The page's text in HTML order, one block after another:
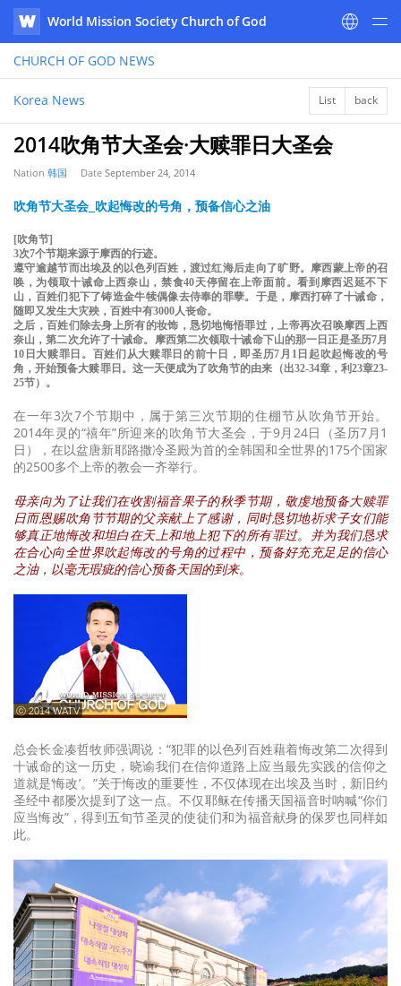
WATV
World Mission Society Church of God
CHURCH OF GOD NEWS
Korea News List back
2014吹角节大圣会·大赎罪日大圣会
Nation 韩国 Date September 24, 2014
吹角节大圣会_吹起悔改的号角，预备信心之油
[吹角节]
3次7个节期来源于摩西的行迹。
遵守逾越节而出埃及的以色列百姓，渡过红海后走向了旷野。摩西蒙上帝的召
唤，为领取十诫命上西奈山，禁食40天停留在上帝面前。看到摩西迟延不下
山，百姓们犯下了铸造金牛犊偶像去侍奉的罪孽。于是，摩西打碎了十诫命，
随即又发生大灾殃，百姓中有3000人丧命。
之后，百姓们除去身上所有的妆饰，恳切地悔悟罪过，上帝再次召唤摩西上西
奈山，第二次允许了十诫命。摩西第二次领取十诫命下山的那一日正是圣历7月
10日大赎罪日。百姓们从大赎罪日的前十日，即圣历7月1日起吹起悔改的号
角，开始预备大赎罪日。这一天便成为了吹角节的由来（出32-34章，利23章23-
25节）。
在一年3次7个节期中，属于第三次节期的住棚节从吹角节开始。
2014年灵的“禧年”所迎来的吹角节大圣会，于9月24日（圣历7月1
日），在以盆唐新耶路撒冷圣殿为首的全韩国和全世界的175个国家
的2500多个上帝的教会一齐举行。
母亲向为了让我们在收割福音果子的秋季节期，敬虔地预备大赎罪
日而恩赐吹角节节期的父亲献上了感谢，同时恳切地祈求子女们能
够真正地悔改和坦白在天上和地上犯下的所有罪过。并为我们恳求
在合心向全世界吹起悔改的号角的过程中，预备好充充足足的信心
之油，以毫无瑕疵的信心预备天国的到来。
ⓒ 2014 WATV
总会长金凑哲牧师强调说：“犯罪的以色列百姓藉着悔改第二次得到
十诫命的这一历史，晓谕我们在信仰道路上应当最先实践的信仰之
道就是‘悔改’。”关于悔改的重要性，不仅体现在出埃及当时，新旧约
圣经中都屡次提到了这一点。不仅耶稣在传播天国福音时呐喊“你们
应当悔改”，得到五旬节圣灵的使徒们和为福音献身的保罗也同样如
此。